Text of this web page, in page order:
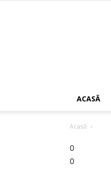
ACASĂ
Acasă
0
0